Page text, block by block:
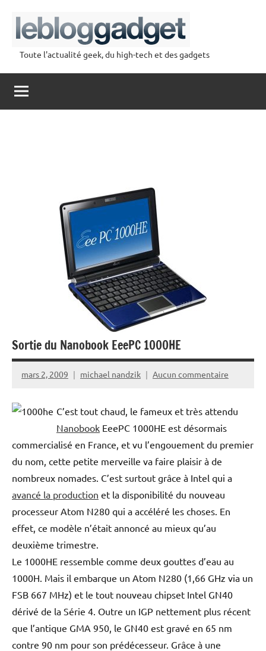
contenu
lebloggadget
Toute l'actualité geek, du high-tech et des gadgets
Sortie du Nanobook EeePC 1000HE
mars 2, 2009 michael nandzik Aucun commentaire
C’est tout chaud, le fameux et très attendu
Nanobook EeePC 1000HE est désormais
commercialisé en France, et vu l’engouement du premier
du nom, cette petite merveille va faire plaisir à de
nombreux nomades. C’est surtout grâce à Intel qui a
avancé la production et la disponibilité du nouveau
processeur Atom N280 qui a accéléré les choses. En
effet, ce modèle n’était annoncé au mieux qu’au
deuxième trimestre.
Le 1000HE ressemble comme deux gouttes d’eau au
1000H. Mais il embarque un Atom N280 (1,66 GHz via un
FSB 667 MHz) et le tout nouveau chipset Intel GN40
dérivé de la Série 4. Outre un IGP nettement plus récent
que l’antique GMA 950, le GN40 est gravé en 65 nm
contre 90 nm pour son prédécesseur. Grâce à une